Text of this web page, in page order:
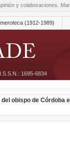
y colaboraciones.
(1912-1989)
1695-6834
obispo de Córdoba